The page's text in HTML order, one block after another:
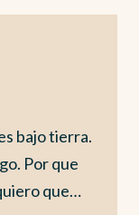
bajo tierra.
Por que
que…